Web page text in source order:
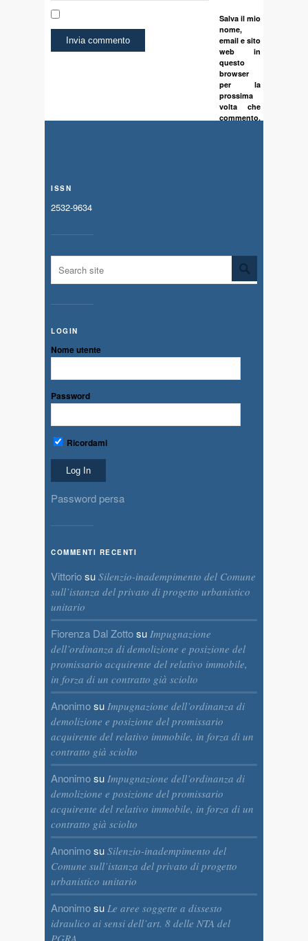
Salva il mio
nome,
email e sito
web in
questo
browser
per la
prossima
volta che
commento.
ISSN
2532-9634
LOGIN
Nome utente
Password
Ricordami
Password persa
COMMENTI RECENTI
Vittoriosu Silenzio-inadempimento del Comune
sull’istanza del privato di progetto urbanistico
unitario
Fiorenza Dal Zottosu Impugnazione
dell’ordinanza di demolizione e posizione del
promissario acquirente del relativo immobile,
in forza di un contratto già sciolto
Anonimosu Impugnazione dell’ordinanza di
demolizione e posizione del promissario
acquirente del relativo immobile, in forza di un
contratto già sciolto
Anonimosu Impugnazione dell’ordinanza di
demolizione e posizione del promissario
acquirente del relativo immobile, in forza di un
contratto già sciolto
Anonimosu Silenzio-inadempimento del
Comune sull’istanza del privato di progetto
urbanistico unitario
Anonimosu Le aree soggette a dissesto
idraulico ai sensi dell’art. 8 delle NTA del